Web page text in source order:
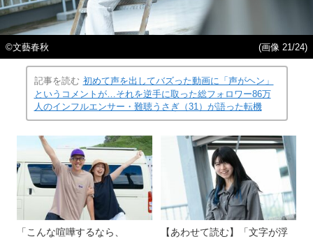
©︎文藝春秋 (画像 21/24)
記事を読む 初めて声を出してバズった動画に「声がヘン」
というコメントが…それを逆手に取った総フォロワー86万
人のインフルエンサー・難聴うさぎ（31）が語った転機
「こんな喧嘩するなら、
【あわせて読む】「文字が浮